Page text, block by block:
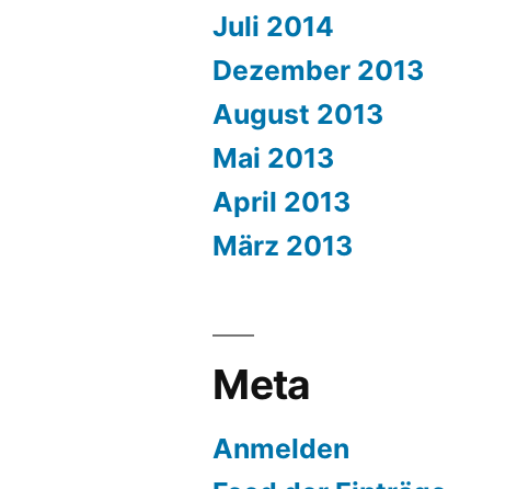
Juli 2014
Dezember 2013
August 2013
Mai 2013
April 2013
März 2013
Meta
Anmelden